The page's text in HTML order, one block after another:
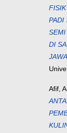
FISIK
PADI
SEMI
DI
Afif,